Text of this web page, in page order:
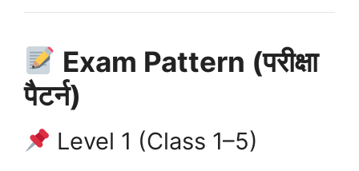
Exam Pattern (परीक्षा
पैटर्न)
Level 1 (Class 1–5)